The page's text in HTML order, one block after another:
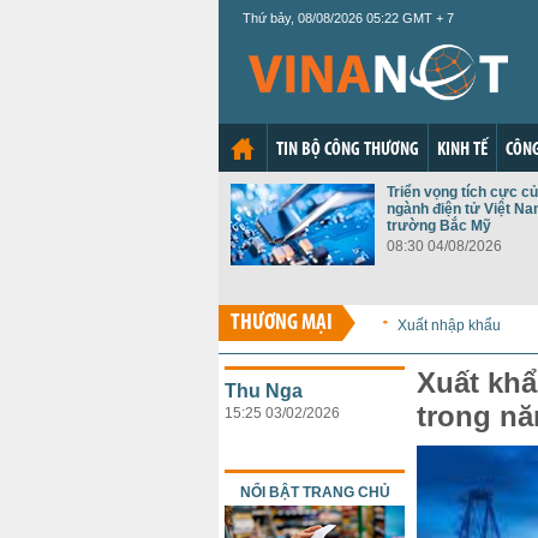
Thứ bảy, 08/08/2026 05:22 GMT + 7
TIN BỘ CÔNG THƯƠNG KINH TẾ
Triển vọng tích cực
ngành điện tử Việt
trường Bắc Mỹ
08:30 04/08/2026
THƯƠNG MẠI Xuất nhập khẩu
Xuất
trong
Thu Nga
15:25 03/02/2026
NỔI BẬT TRANG CHỦ